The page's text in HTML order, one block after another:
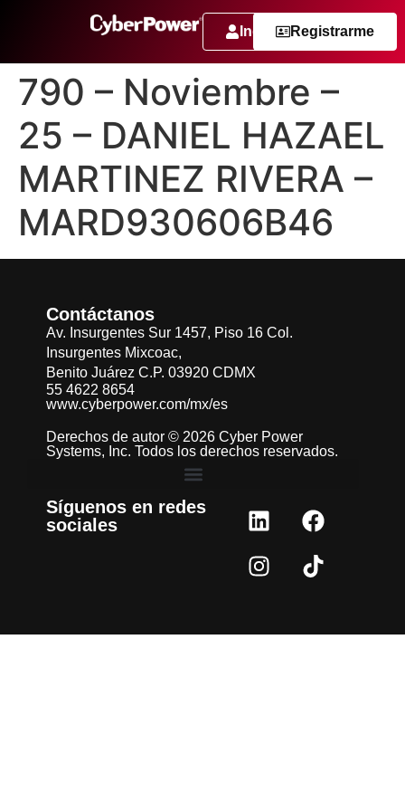
IngresarRegistrarme
790 – Noviembre –
25 – DANIEL HAZAEL
MARTINEZ RIVERA –
MARD930606B46
Contáctanos
Av. Insurgentes Sur 1457, Piso 16 Col.
Insurgentes Mixcoac,
Benito Juárez C.P. 03920 CDMX
55 4622 8654
www.cyberpower.com/mx/es
Derechos de autor © 2026 Cyber Power
Systems, Inc. Todos los derechos reservados.
Síguenos en redes
sociales